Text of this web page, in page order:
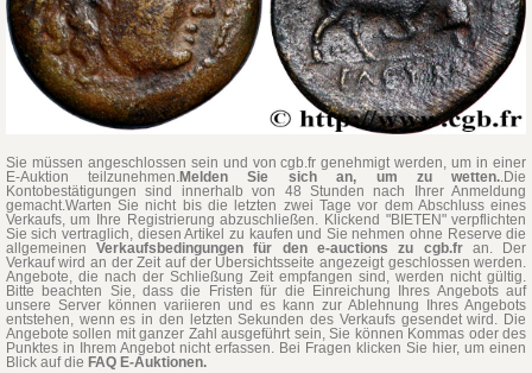
Sie müssen angeschlossen sein und von cgb.fr genehmigt werden, um in einer
E-Auktion teilzunehmen.Melden Sie sich an, um zu wetten..Die
Kontobestätigungen sind innerhalb von 48 Stunden nach Ihrer Anmeldung
gemacht.Warten Sie nicht bis die letzten zwei Tage vor dem Abschluss eines
Verkaufs, um Ihre Registrierung abzuschließen. Klickend "BIETEN" verpflichten
Sie sich vertraglich, diesen Artikel zu kaufen und Sie nehmen ohne Reserve die
allgemeinenVerkaufsbedingungen für den e-auctions zu cgb.fran. Der
Verkauf wird an der Zeit auf der Übersichtsseite angezeigt geschlossen werden.
Angebote, die nach der Schließung Zeit empfangen sind, werden nicht gültig.
Bitte beachten Sie, dass die Fristen für die Einreichung Ihres Angebots auf
unsere Server können variieren und es kann zur Ablehnung Ihres Angebots
entstehen, wenn es in den letzten Sekunden des Verkaufs gesendet wird. Die
Angebote sollen mit ganzer Zahl ausgeführt sein, Sie können Kommas oder des
Punktes in Ihrem Angebot nicht erfassen. Bei Fragen klicken Sie hier, um einen
Blick auf die FAQ E-Auktionen.